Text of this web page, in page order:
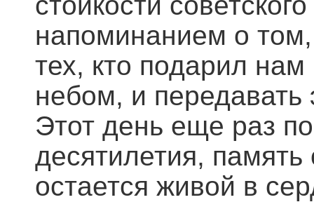
напоминанием о
тех, кто подарил
небом, и
Этот день еще раз
десятилетия,
остается живой в